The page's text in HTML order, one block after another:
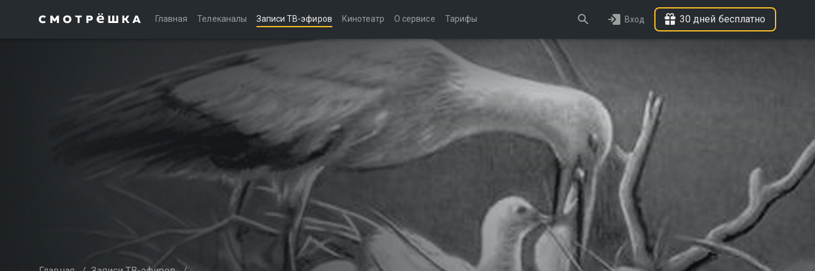
Главная Телеканалы Записи ТВ-эфиров Кинотеатр О сервисе Тарифы Вход 30 дней бесплатно